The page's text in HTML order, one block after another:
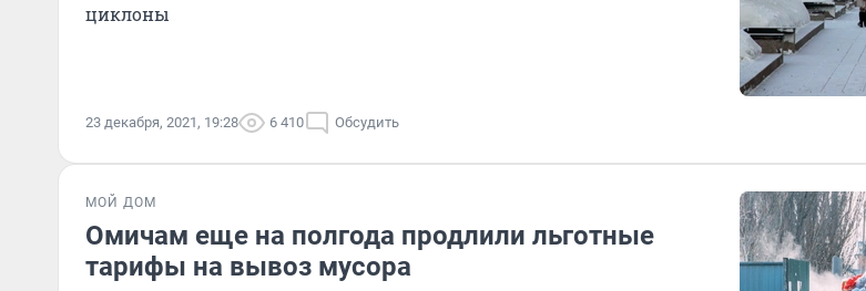
циклоны
23 декабря, 2021, 19:28 6 410 Обсудить
МОЙ ДОМ
Омичам еще на полгода продлили льготные
тарифы на вывоз мусора